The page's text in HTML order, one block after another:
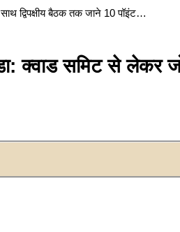
द्विपक्षीय बैठक तक जाने 10 पॉइंट…
क्वाड समिट से लेकर